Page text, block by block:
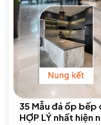
35 Mẫu đá ốp bếp
HỢP LÝ nhất hiện